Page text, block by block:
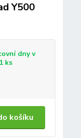
Y500
dny v
ks
košíku